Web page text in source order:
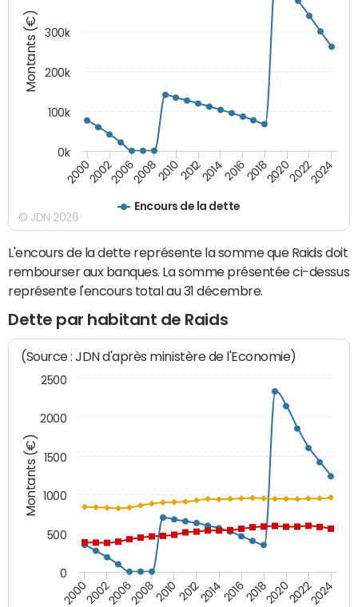
Montants (€)
Encours de la dette
200020022006200820102012201420162018202020222024
0k
100k
200k
300k
© JDN 2026
L'encours de la dette représente la somme que Raids doit
rembourser aux banques. La somme présentée ci-dessus
représente l'encours total au 31 décembre.
Dette par habitant de Raids
Montants (€)
(Source : JDN d'après ministère de l'Economie)
200020022006200820102012201420162018202020222024
0
500
1000
1500
2000
2500